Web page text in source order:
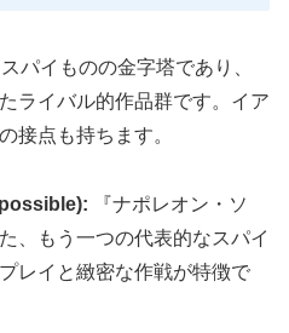
スパイものの金字塔であり、
ライバル的作品群です。イア
接点も持ちます。
『ナポレオン・ソ
、もう一つの代表的なスパイ
レイと緻密な作戦が特徴で